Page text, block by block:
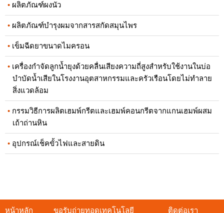
ผลิตภัณฑ์ผงนัว
ผลิตภัณฑ์บำรุงผมจากสารสกัดสมุนไพร
เข็มฉีดยาขนาดไมครอน
เครื่องกำจัดลูกน้ำยุงด้วยคลื่นเสียงความถี่สูงสำหรับใช้งานในบ่อ
บำบัดน้ำเสียในโรงงานอุตสาหกรรมและครัวเรือนโดยไม่ทำลาย
สิ่งแวดล้อม
กรรมวิธีการผลิตเฮมพ์กรีตและเฮมพ์คอนกรีตจากแกนเฮมพ์ผสม
เถ้าถ่านหิน
อุปกรณ์เช็คขั้วไฟและสายดิน
หน้าหลัก ขอรับถ่ายทอดเทคโนโลยี ติดต่อเรา